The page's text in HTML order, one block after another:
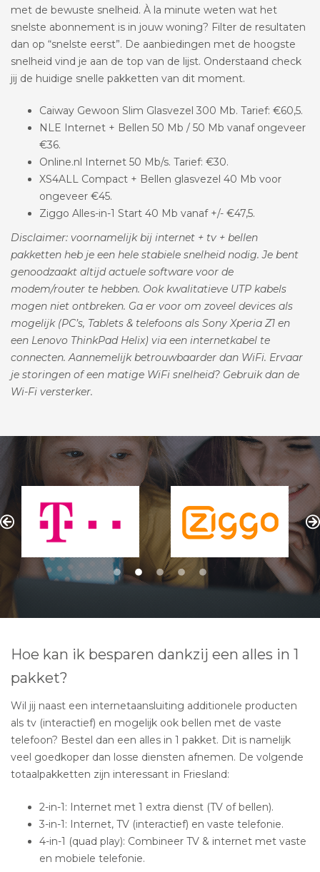
met de bewuste snelheid. À la minute weten wat het
snelste abonnement is in jouw woning? Filter de resultaten
dan op “snelste eerst”. De aanbiedingen met de hoogste
snelheid vind je aan de top van de lijst. Onderstaand check
jij de huidige snelle pakketten van dit moment.
Caiway Gewoon Slim Glasvezel 300 Mb. Tarief: €60,5.
NLE Internet + Bellen 50 Mb / 50 Mb vanaf ongeveer
€36.
Online.nl Internet 50 Mb/s. Tarief: €30.
XS4ALL Compact + Bellen glasvezel 40 Mb voor
ongeveer €45.
Ziggo Alles-in-1 Start 40 Mb vanaf +/- €47,5.
Disclaimer: voornamelijk bij internet + tv + bellen
pakketten heb je een hele stabiele snelheid nodig. Je bent
genoodzaakt altijd actuele software voor de
modem/router te hebben. Ook kwalitatieve UTP kabels
mogen niet ontbreken. Ga er voor om zoveel devices als
mogelijk (PC’s, Tablets & telefoons als Sony Xperia Z1 en
een Lenovo ThinkPad Helix) via een internetkabel te
connecten. Aannemelijk betrouwbaarder dan WiFi. Ervaar
je storingen of een matige WiFi snelheid? Gebruik dan de
Wi-Fi versterker.
Hoe kan ik besparen dankzij een alles in 1
pakket?
Wil jij naast een internetaansluiting additionele producten
als tv (interactief) en mogelijk ook bellen met de vaste
telefoon? Bestel dan een alles in 1 pakket. Dit is namelijk
veel goedkoper dan losse diensten afnemen. De volgende
totaalpakketten zijn interessant in Friesland:
2-in-1: Internet met 1 extra dienst (TV of bellen).
3-in-1: Internet, TV (interactief) en vaste telefonie.
4-in-1 (quad play): Combineer TV & internet met vaste
en mobiele telefonie.